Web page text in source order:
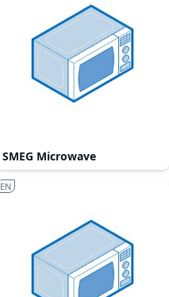
SMEG Microwave
EN